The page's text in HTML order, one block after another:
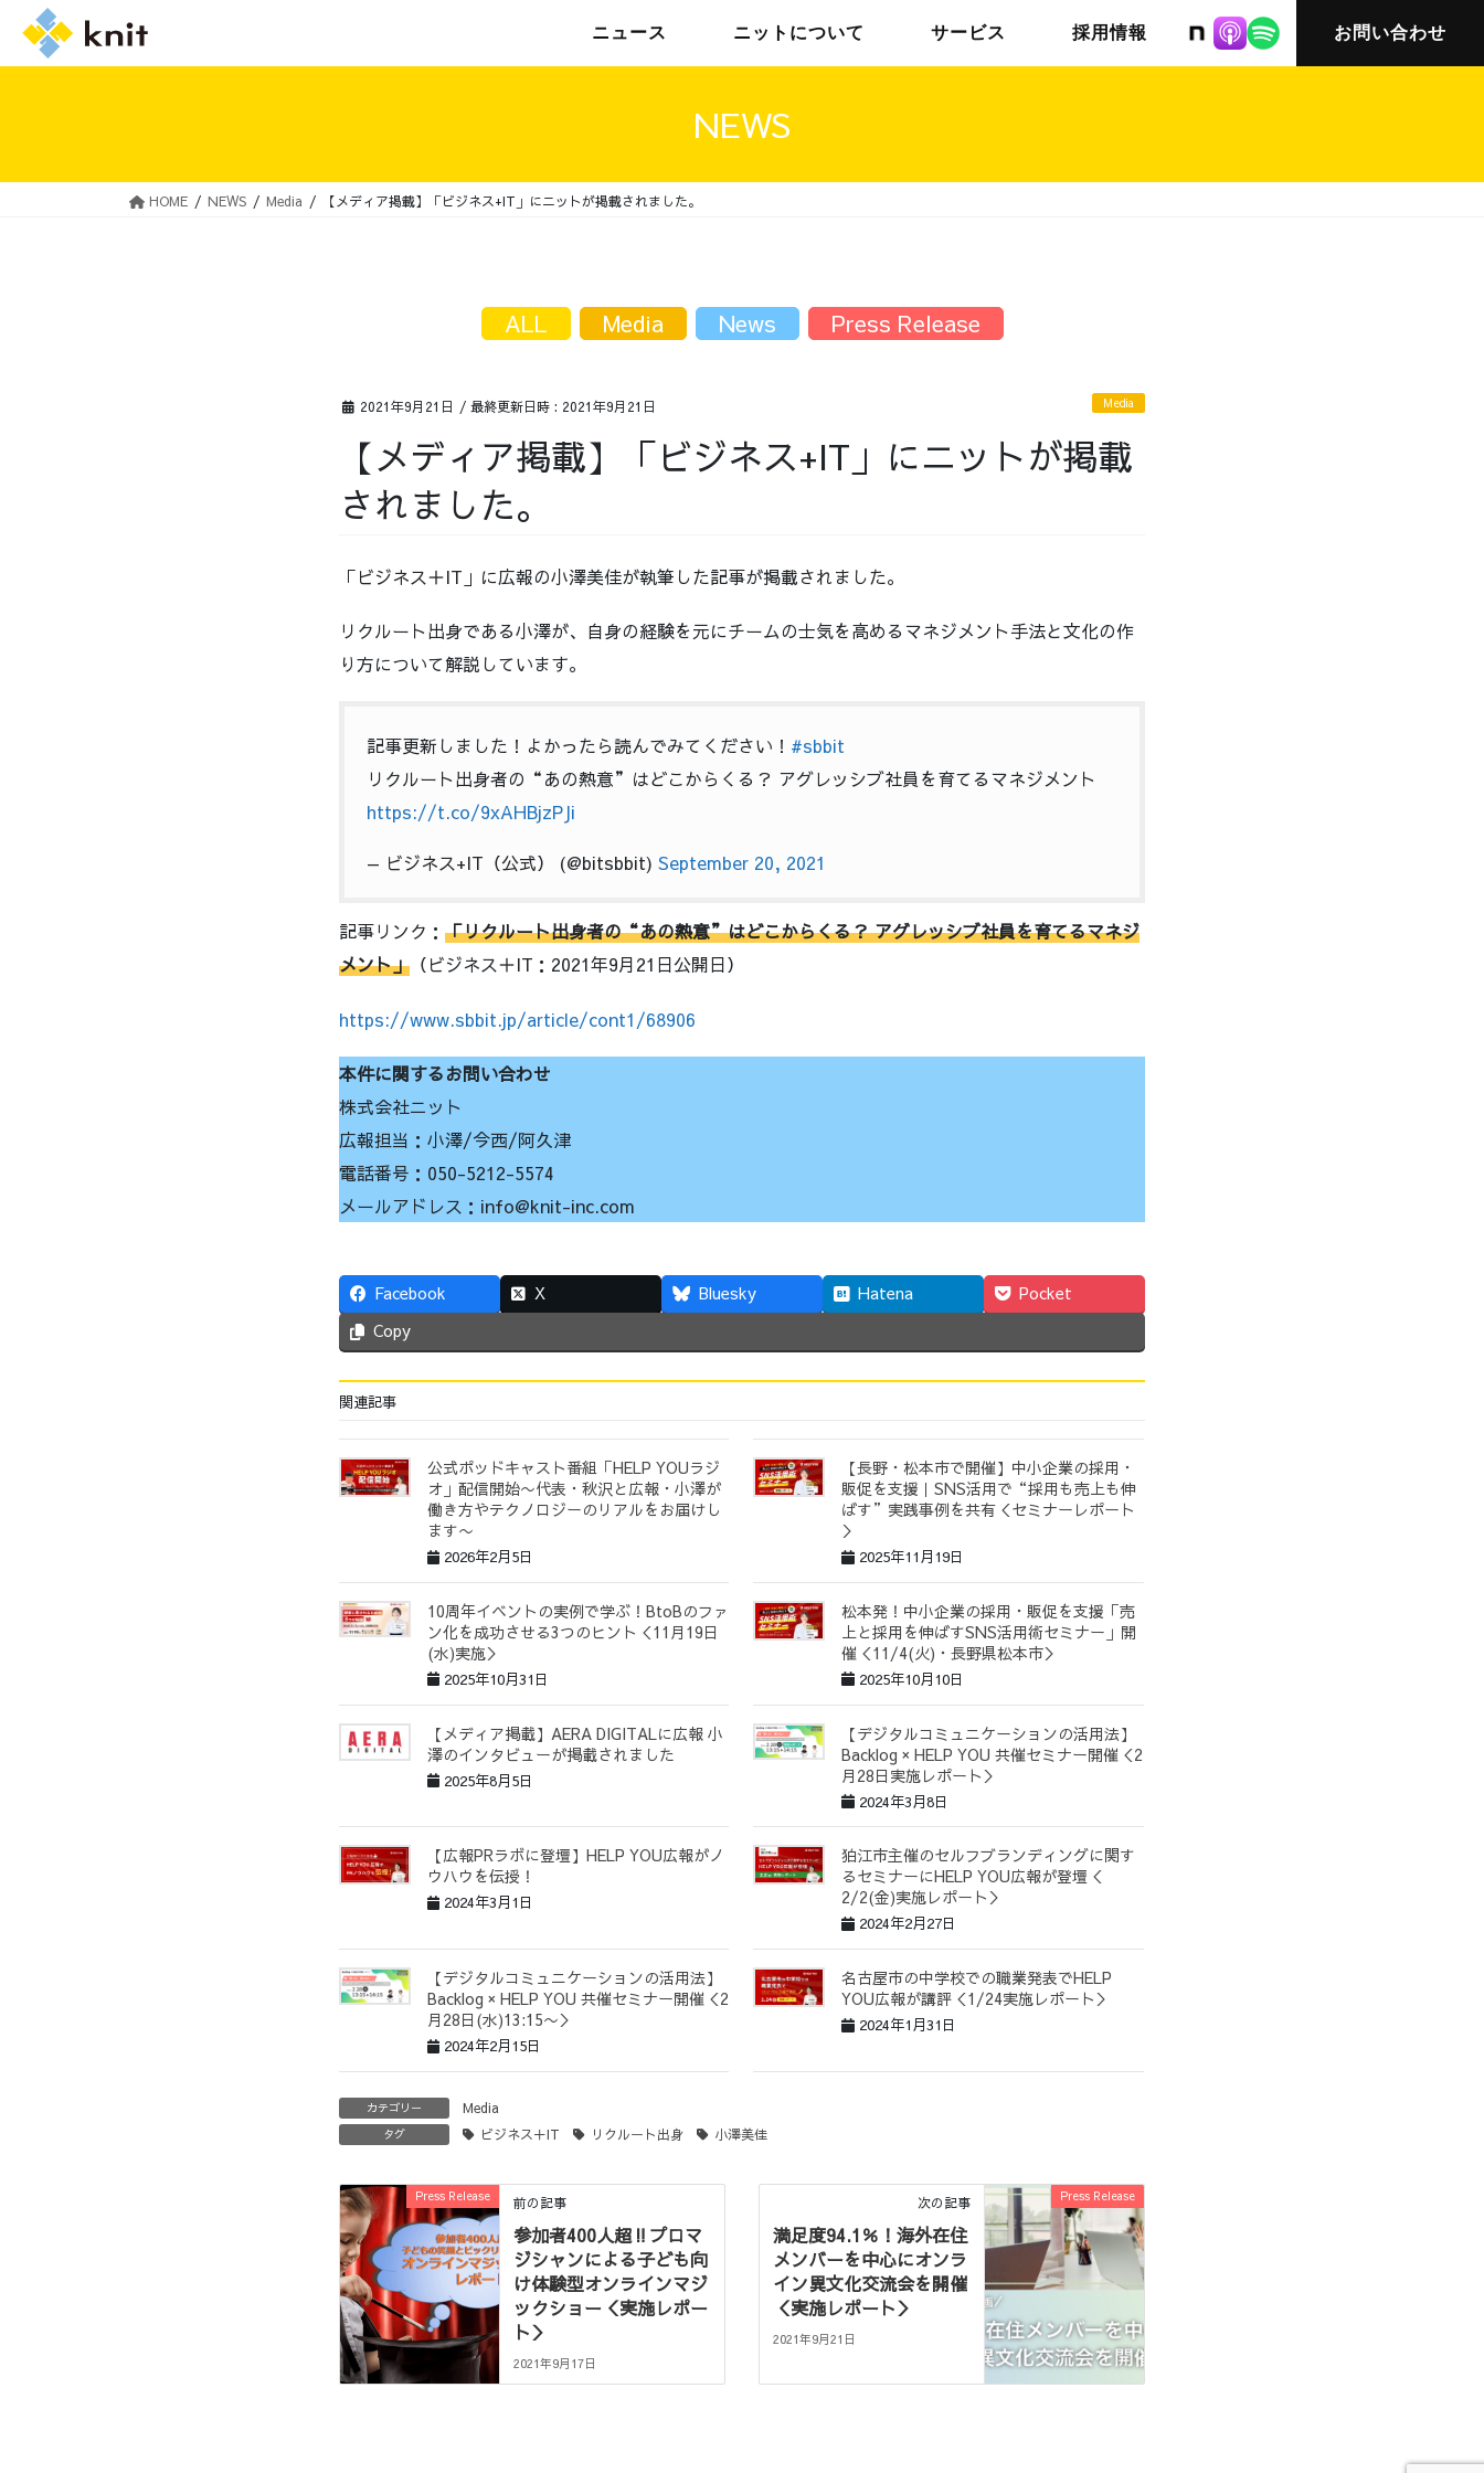
株式会社ニット
ニュース ニットについて サービス 採用情報 お問い合わせ
NEWS
HOME NEWS Media 【メディア掲載】「ビジネス+IT」にニットが掲載されました。
2021年9月21日 / 最終更新日時 : 2021年9月21日 Media
【メディア掲載】「ビジネス+IT」にニットが掲載
されました。
「ビジネス＋IT」に広報の小澤美佳が執筆した記事が掲載されました。
リクルート出身である小澤が、自身の経験を元にチームの士気を高めるマネジメント手法と文化の作
り方について解説しています。
記事更新しました！よかったら読んでみてください！ #sbbit
リクルート出身者の“あの熱意”はどこからくる？ アグレッシブ社員を育てるマネジメント
https://t.co/9xAHBjzPJi
— ビジネス+IT（公式） (@bitsbbit) September 20, 2021
記事リンク： 「リクルート出身者の“あの熱意”はどこからくる？ アグレッシブ社員を育てるマネジ
メント」 （ビジネス＋IT：2021年9月21日公開日）
https://www.sbbit.jp/article/cont1/68906
本件に関するお問い合わせ
株式会社ニット
広報担当：小澤/今西/阿久津
電話番号：050-5212-5574
メールアドレス：info@knit-inc.com
Facebook X Bluesky Hatena
Pocket
Copy
関連記事
公式ポッドキャスト番組「HELP YOUラジ
オ」配信開始〜代表・秋沢と広報・小澤が
働き方やテクノロジーのリアルをお届けし
ます〜
2026年2月5日
【長野・松本市で開催】中小企業の採用・
販促を支援｜SNS活用で“採用も売上も伸
ばす”実践事例を共有＜セミナーレポート
＞
2025年11月19日
10周年イベントの実例で学ぶ！BtoBのファ
ン化を成功させる3つのヒント＜11月19日
(水)実施＞
2025年10月31日
松本発！中小企業の採用・販促を支援「売
上と採用を伸ばすSNS活用術セミナー」開
催＜11/4(火)・長野県松本市＞
2025年10月10日
【メディア掲載】AERA DIGITALに広報 小
澤のインタビューが掲載されました
2025年8月5日
【デジタルコミュニケーションの活用法】
Backlog × HELP YOU 共催セミナー開催＜2
月28日実施レポート＞
2024年3月8日
【広報PRラボに登壇】HELP YOU広報がノ
ウハウを伝授！
2024年3月1日
狛江市主催のセルフブランディングに関す
るセミナーにHELP YOU広報が登壇＜
2/2(金)実施レポート＞
2024年2月27日
【デジタルコミュニケーションの活用法】
Backlog × HELP YOU 共催セミナー開催＜2
月28日(水)13:15〜＞
2024年2月15日
名古屋市の中学校での職業発表でHELP
YOU広報が講評＜1/24実施レポート＞
2024年1月31日
カテゴリー Media
タグ ビジネス＋IT リクルート出身 小澤美佳
Press Release 前の記事
参加者400人超‼プロマ
ジシャンによる子ども向
け体験型オンラインマジ
ックショー＜実施レポー
ト＞
2021年9月17日
Press Release
次の記事
満足度94.1％！海外在住
メンバーを中心にオンラ
イン異文化交流会を開催
＜実施レポート＞
2021年9月21日
ALL Media News Press Release